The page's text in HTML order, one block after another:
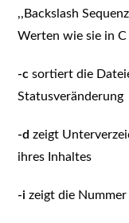
,,Backslash
Werten wie sie in
-c sortiert die
Statusveränderung
-d zeigt
ihres Inhaltes
-izeigt die